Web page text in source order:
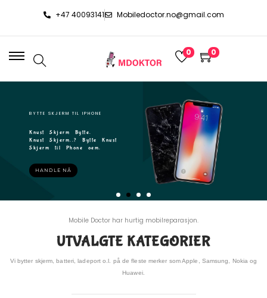
+47 40093141 Mobiledoctor.no@gmail.com
0 0
BYTTE SKJERM TIL IPHONE
Knust Skjerm Bytte.
Knust Skjerm..? Bytte Knust
Skjerm til Phone oem.
HANDLE NÅ
Mobile Doctor har hurtig mobilreparasjon.
UTVALGTE KATEGORIER
Vi bytter skjerm, batteri, ladeport o.l. på de fleste merker som Apple, Samsung, Nokia og
Huawei.